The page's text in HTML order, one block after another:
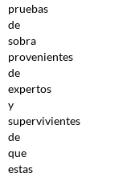
pruebas
de
sobra
provenientes
de
expertos
y
supervivientes
de
que
estas